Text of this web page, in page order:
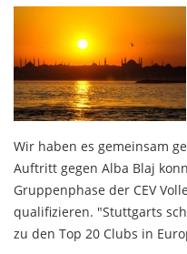
Wir haben es gemeinsam
Auftritt gegen Alba Blaj
Gruppenphase der CEV
qualifizieren. "Stuttgarts
zu den Top 20 Clubs in